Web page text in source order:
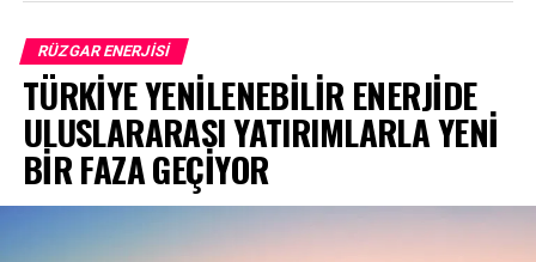
RÜZGAR ENERJISI
TÜRKİYE YENİLENEBİLİR ENERJİDE
ULUSLARARASI YATIRIMLARLA YENİ
BİR FAZA GEÇİYOR